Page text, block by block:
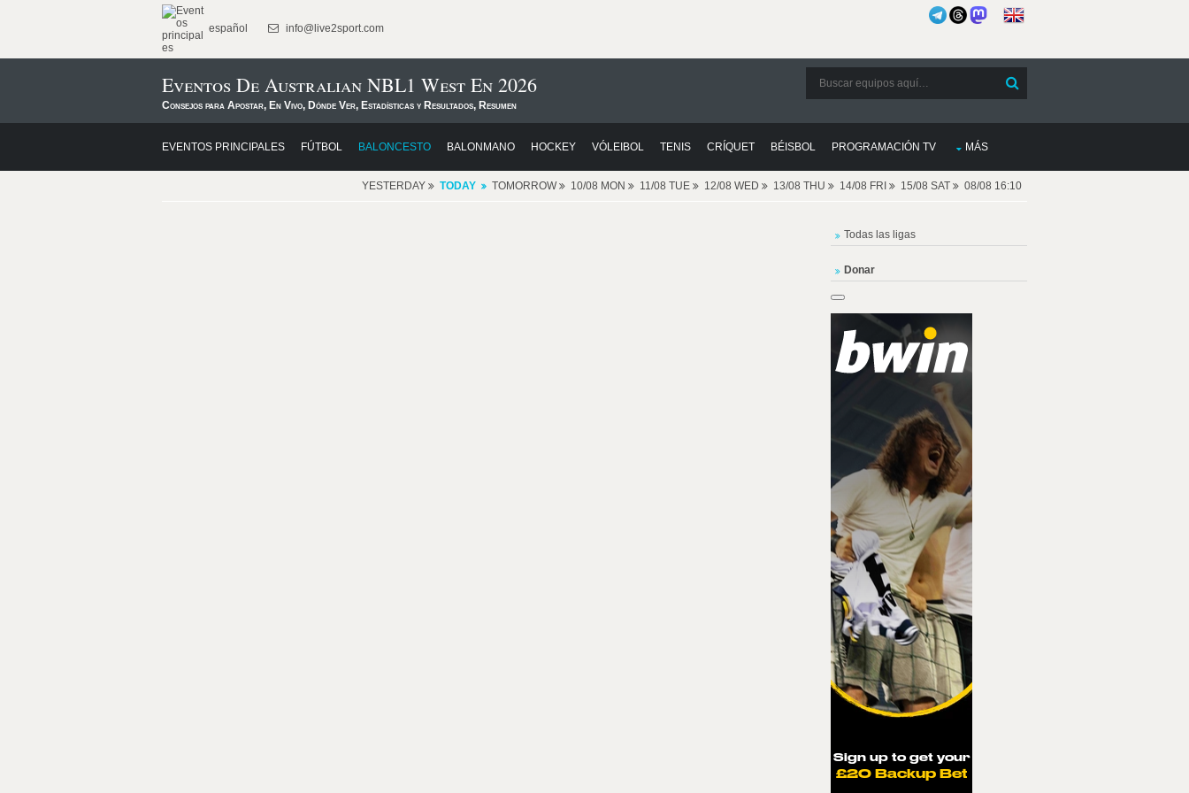
español info@live2sport.com
Eventos De Australian NBL1 West En 2026
Consejos para Apostar, En Vivo, Dónde Ver, Estadísticas y Resultados, Resumen
EVENTOS PRINCIPALES FÚTBOL BALONCESTO BALONMANO HOCKEY VÓLEIBOL TENIS CRÍQUET BÉISBOL PROGRAMACIÓN TV MÁS
YESTERDAY TODAY TOMORROW 10/08 MON 11/08 TUE 12/08 WED 13/08 THU 14/08 FRI 15/08 SAT 08/08 16:10
Todas las ligas
Donar